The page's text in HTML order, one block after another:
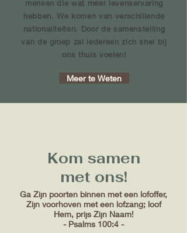
mensen die wat meer levenservaring
hebben. We komen van verschillende
nationaliteiten. Door de samenstelling
van de groep zal iedereen zich snel bij
ons thuis voelen!
Meer te Weten
Kom samen
met ons!
Ga Zijn poorten binnen met een lofoffer,
Zijn voorhoven met een lofzang; loof
Hem, prijs Zijn Naam!
- Psalms 100:4 -